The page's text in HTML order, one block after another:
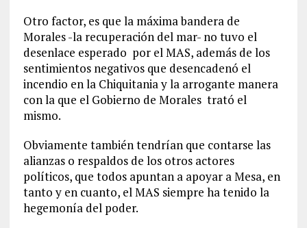
Otro factor, es que la máxima bandera de
Morales -la recuperación del mar- no tuvo el
desenlace esperado por el MAS, además de los
sentimientos negativos que desencadenó el
incendio en la Chiquitania y la arrogante manera
con la que el Gobierno de Morales trató el
mismo.
Obviamente también tendrían que contarse las
alianzas o respaldos de los otros actores
políticos, que todos apuntan a apoyar a Mesa, en
tanto y en cuanto, el MAS siempre ha tenido la
hegemonía del poder.